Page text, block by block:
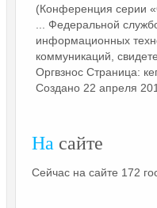
(Конференция серии
... Федеральной
информационных
коммуникаций,
Оргвзнос Страница:
Создано 22 апреля
На сайте
Сейчас на сайте 172